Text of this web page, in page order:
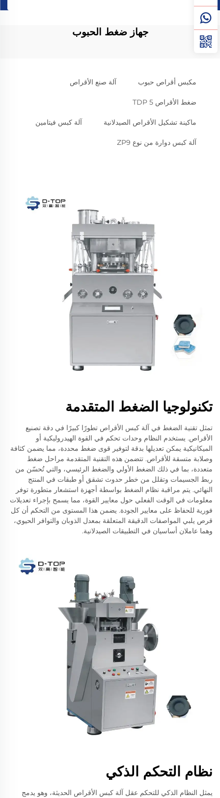
جهاز ضغط الحبوب
مكبس أقراص حبوب آلة صنع الأقراص
ضغط الأقراص TDP 5
ماكينة تشكيل الأقراص الصيدلانية آلة كبس فيتامين
آلة كبس دوارة من نوع ZP9
تكنولوجيا الضغط المتقدمة
تمثل تقنية الضغط في آلة كبس الأقراص تطورًا كبيرًا في دقة تصنيع
الأقراص. يستخدم النظام وحدات تحكم في القوة الهيدروليكية أو
الميكانيكية يمكن تعديلها بدقة لتوفير قوى ضغط محددة، مما يضمن كثافة
وصلابة متسقة للأقراص. تتضمن هذه التقنية المتقدمة مراحل ضغط
متعددة، بما في ذلك الضغط الأولي والضغط الرئيسي، والتي تُحسّن من
ربط الجسيمات وتقلل من خطر حدوث تشقق أو طبقات في المنتج
النهائي. يتم مراقبة نظام الضغط بواسطة أجهزة استشعار متطورة توفر
معلومات في الوقت الفعلي حول معايير القوة، مما يسمح بإجراء تعديلات
فورية للحفاظ على معايير الجودة. يضمن هذا المستوى من التحكم أن كل
قرص يلبي المواصفات الدقيقة المتعلقة بمعدل الذوبان والتوافر الحيوي،
وهما عاملان أساسيان في التطبيقات الصيدلانية.
نظام التحكم الذكي
يمثل النظام الذكي للتحكم عقل آلة كبس الأقراص الحديثة، وهو يدمج